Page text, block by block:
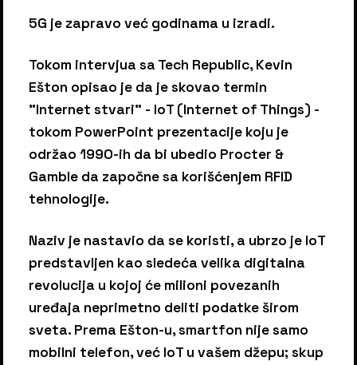
5G je zapravo već godinama u izradi.
Tokom intervjua sa Tech Republic, Kevin
Ešton opisao je da je skovao termin
"Internet stvari" - IoT (Internet of Things) -
tokom PowerPoint prezentacije koju je
održao 1990-ih da bi ubedio Procter &
Gamble da započne sa korišćenjem RFID
tehnologije.
Naziv je nastavio da se koristi, a ubrzo je IoT
predstavljen kao sledeća velika digitalna
revolucija u kojoj će milioni povezanih
uređaja neprimetno deliti podatke širom
sveta. Prema Ešton-u, smartfon nije samo
mobilni telefon, već IoT u vašem džepu; skup